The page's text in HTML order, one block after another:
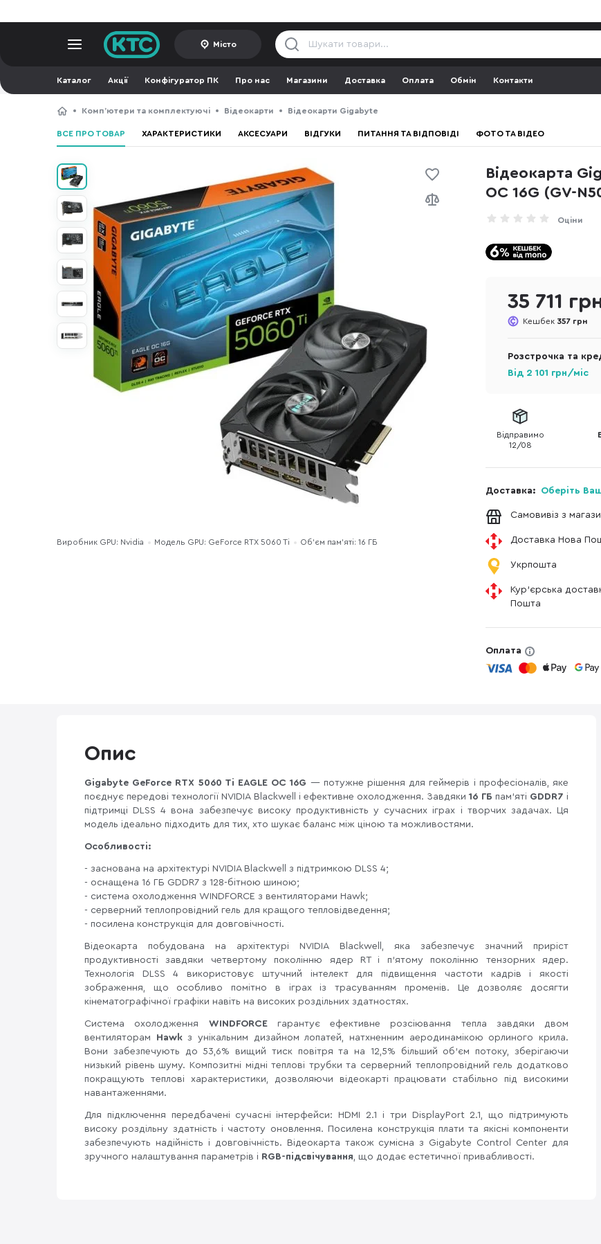
Місто
Каталог Акції Конфігуратор ПК Про нас Магазини Доставка Оплата Обмін Контакти
Компʼютери та комплектуючі Відеокарти Відеокарти Gigabyte
ВСЕ ПРО ТОВАР ХАРАКТЕРИСТИКИ АКСЕСУАРИ ВІДГУКИ ПИТАННЯ ТА ВІДПОВІДІ ФОТО ТА ВІДЕО
Відеокарта
OC 16G (GV-
Оціни
Виробник GPU: Nvidia Модель GPU: GeForce RTX 5060 Ti Об’єм пам’яті: 16 ГБ
35 711
Кешбек 357 грн
Розстрочка та
Від 2 101 грн/міс
Відправимо
12/08
Доставка: Оберіть
Самовивіз з
Доставка Нова
Укрпошта
Кур'єрська
Пошта
Оплата
Опис
Gigabyte GeForce RTX 5060 Ti EAGLE OC 16G — потужне рішення для геймерів і професіоналів, яке
поєднує передові технології NVIDIA Blackwell і ефективне охолодження. Завдяки16 ГБ пам’яті GDDR7і
підтримці DLSS 4 вона забезпечує високу продуктивність у сучасних іграх і творчих задачах. Ця
модель ідеально підходить для тих, хто шукає баланс між ціною та можливостями.
Особливості:
- заснована на архітектурі NVIDIA Blackwell з підтримкою DLSS 4;
- оснащена 16 ГБ GDDR7 з 128-бітною шиною;
- система охолодження WINDFORCE з вентиляторами Hawk;
- серверний теплопровідний гель для кращого тепловідведення;
- посилена конструкція для довговічності.
Відеокарта побудована на архітектурі NVIDIA Blackwell, яка забезпечує значний приріст
продуктивності завдяки четвертому поколінню ядер RT і п’ятому поколінню тензорних ядер.
Технологія DLSS 4 використовує штучний інтелект для підвищення частоти кадрів і якості
зображення, що особливо помітно в іграх із трасуванням променів. Це дозволяє досягти
кінематографічної графіки навіть на високих роздільних здатностях.
Система охолодження WINDFORCE гарантує ефективне розсіювання тепла завдяки двом
вентиляторам Hawkз унікальним дизайном лопатей, натхненним аеродинамікою орлиного крила.
Вони забезпечують до 53,6% вищий тиск повітря та на 12,5% більший об’єм потоку, зберігаючи
низький рівень шуму. Композитні мідні теплові трубки та серверний теплопровідний гель додатково
покращують теплові характеристики, дозволяючи відеокарті працювати стабільно під високими
навантаженнями.
Для підключення передбачені сучасні інтерфейси: HDMI 2.1 і три DisplayPort 2.1, що підтримують
високу роздільну здатність і частоту оновлення. Посилена конструкція плати та якісні компоненти
забезпечують надійність і довговічність. Відеокарта також сумісна з Gigabyte Control Center для
зручного налаштування параметрів і RGB-підсвічування, що додає естетичної привабливості.